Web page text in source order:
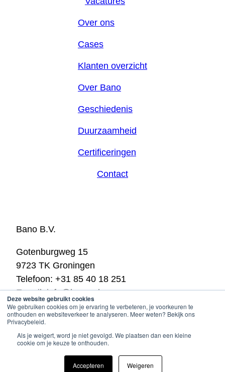
Deze website gebruikt cookies
We gebruiken cookies om je ervaring te verbeteren, je voorkeuren te
onthouden en websiteverkeer te analyseren. Meer weten? Bekijk ons
Privacybeleid.
Als je weigert, word je niet gevolgd. We plaatsen dan een kleine
cookie om je keuze te onthouden.
Accepteren Weigeren
Over ons
Cases
Klanten overzicht
Over Bano
Geschiedenis
Duurzaamheid
Certificeringen
Contact
Bano B.V.
Gotenburgweg 15
9723 TK Groningen
Telefoon: +31 85 40 18 251
E-mail:info@bano.nl
KVK: 02028065
BTW: NL820479779B01
Cookie policy & privacy